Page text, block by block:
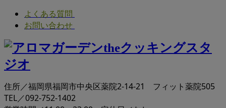
よくある質問
お問い合わせ
住所／福岡県福岡市中央区薬院2-14-21 フィット薬院505
TEL／092-752-1402